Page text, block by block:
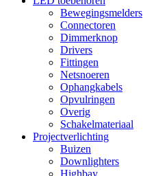
Bewegingsmelders
Connectoren
Dimmerknop
Drivers
Fittingen
Netsnoeren
Ophangkabels
Opvulringen
Overig
Schakelmateriaal
Projectverlichting
Buizen
Downlighters
Highbay